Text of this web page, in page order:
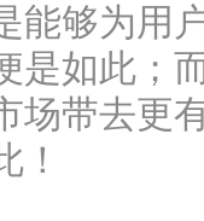
能够为用
是如此；
场带去更
！